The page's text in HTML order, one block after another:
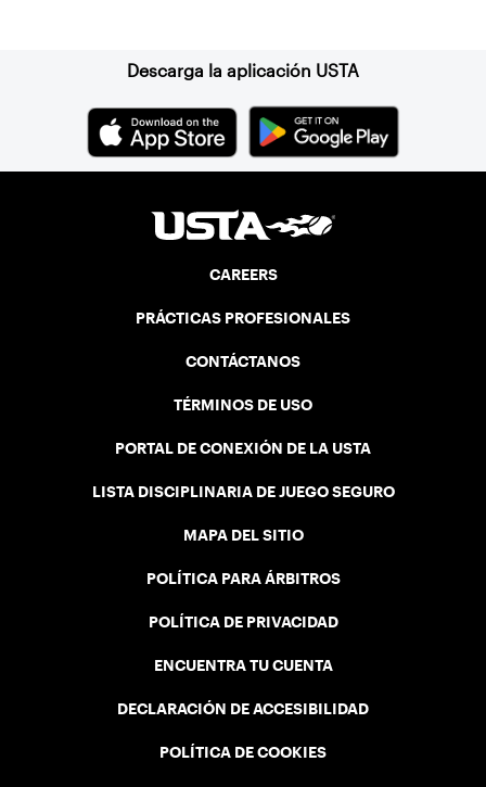
Descarga la aplicación USTA
CAREERS
PRÁCTICAS PROFESIONALES
CONTÁCTANOS
TÉRMINOS DE USO
PORTAL DE CONEXIÓN DE LA USTA
LISTA DISCIPLINARIA DE JUEGO SEGURO
MAPA DEL SITIO
POLÍTICA PARA ÁRBITROS
POLÍTICA DE PRIVACIDAD
ENCUENTRA TU CUENTA
DECLARACIÓN DE ACCESIBILIDAD
POLÍTICA DE COOKIES